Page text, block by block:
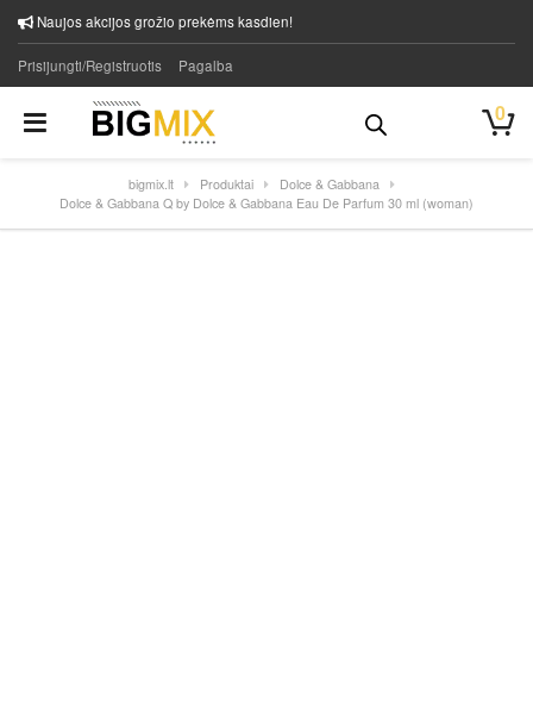
Naujos akcijos grožio prekėms kasdien!
Prisijungti/Registruotis Pagalba
0
bigmix.lt Produktai
Dolce & Gabbana
Dolce & Gabbana Q by Dolce & Gabbana Eau De Parfum 30 ml (woman)